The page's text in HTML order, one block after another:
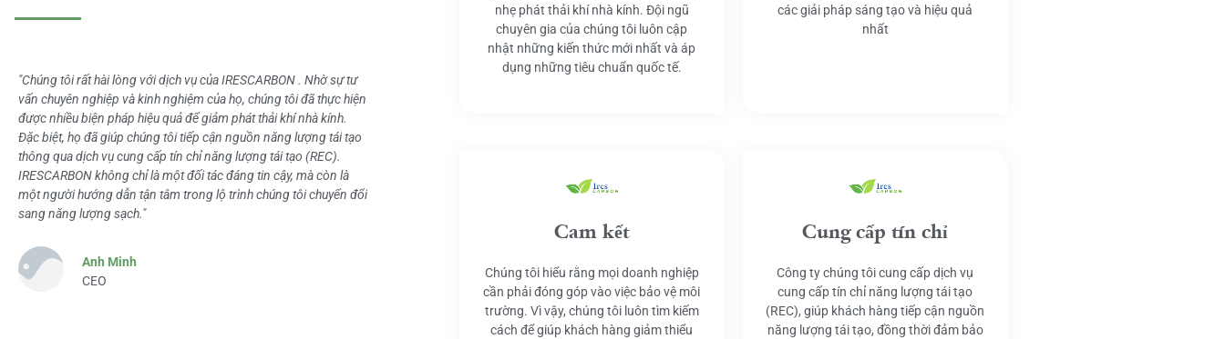
"Chúng tôi rất hài lòng với dịch vụ của IRESCARBON . Nhờ sự tư
vấn chuyên nghiệp và kinh nghiệm của họ, chúng tôi đã thực hiện
được nhiều biện pháp hiệu quả để giảm phát thải khí nhà kính.
Đặc biệt, họ đã giúp chúng tôi tiếp cận nguồn năng lượng tái tạo
thông qua dịch vụ cung cấp tín chỉ năng lượng tái tạo (REC).
IRESCARBON không chỉ là một đối tác đáng tin cậy, mà còn là
một người hướng dẫn tận tâm trong lộ trình chúng tôi chuyển đổi
sang năng lượng sạch."
Anh Minh
CEO
nhẹ phát thải khí nhà kính. Đội ngũ
chuyên gia của chúng tôi luôn cập
nhật những kiến thức mới nhất và áp
dụng những tiêu chuẩn quốc tế.
các giải pháp sáng tạo và hiệu quả
nhất
Cam kết
Chúng tôi hiểu rằng mọi doanh nghiệp
cần phải đóng góp vào việc bảo vệ môi
trường. Vì vậy, chúng tôi luôn tìm kiếm
cách để giúp khách hàng giảm thiểu
Cung cấp tín chỉ
Công ty chúng tôi cung cấp dịch vụ
cung cấp tín chỉ năng lượng tái tạo
(REC), giúp khách hàng tiếp cận nguồn
năng lượng tái tạo, đồng thời đảm bảo